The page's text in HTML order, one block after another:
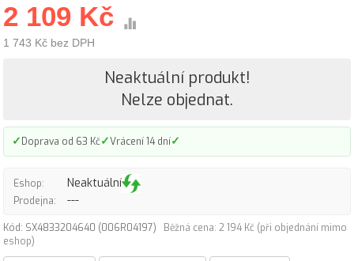
2 109 Kč
1 743 Kč bez DPH
Neaktuální produkt!
Nelze objednat.
✓Doprava od 63 Kč✓Vrácení 14 dní✓
Eshop: Neaktuální
Prodejna: ---
Kód: SX4833204640 (006R04197)
Běžná cena: 2 194 Kč (při objednání mimo
eshop)